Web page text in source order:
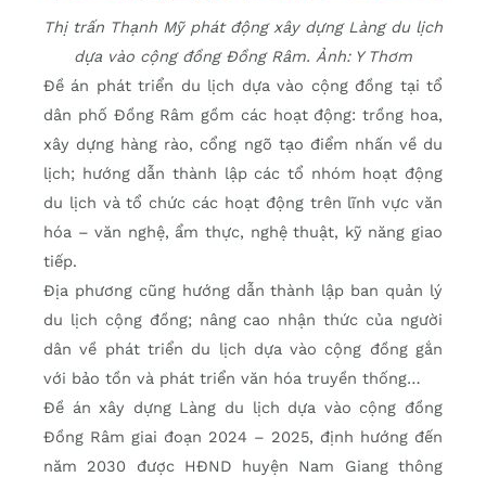
Thị trấn Thạnh Mỹ phát động xây dựng Làng du lịch
dựa vào cộng đồng Đồng Râm. Ảnh: Y Thơm
Đề án phát triển du lịch dựa vào cộng đồng tại tổ
dân phố Đồng Râm gồm các hoạt động: trồng hoa,
xây dựng hàng rào, cổng ngõ tạo điểm nhấn về du
lịch; hướng dẫn thành lập các tổ nhóm hoạt động
du lịch và tổ chức các hoạt động trên lĩnh vực văn
hóa – văn nghệ, ẩm thực, nghệ thuật, kỹ năng giao
tiếp.
Địa phương cũng hướng dẫn thành lập ban quản lý
du lịch cộng đồng; nâng cao nhận thức của người
dân về phát triển du lịch dựa vào cộng đồng gắn
với bảo tồn và phát triển văn hóa truyền thống…
Đề án xây dựng Làng du lịch dựa vào cộng đồng
Đồng Râm giai đoạn 2024 – 2025, định hướng đến
năm 2030 được HĐND huyện Nam Giang thông